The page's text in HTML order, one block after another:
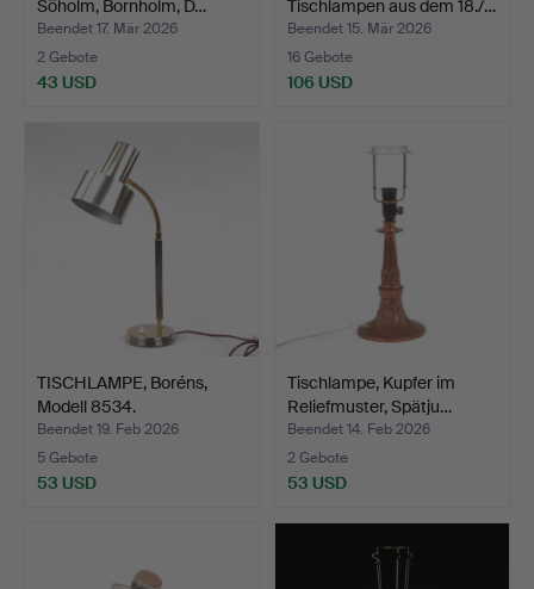
Söholm, Bornholm, D…
Beendet 17. Mär 2026
2 Gebote
43 USD
Tischlampen aus dem 18./…
Beendet 15. Mär 2026
16 Gebote
106 USD
TISCHLAMPE, Boréns,
Modell 8534.
Beendet 19. Feb 2026
5 Gebote
53 USD
Tischlampe, Kupfer im
Reliefmuster, Spätju…
Beendet 14. Feb 2026
2 Gebote
53 USD